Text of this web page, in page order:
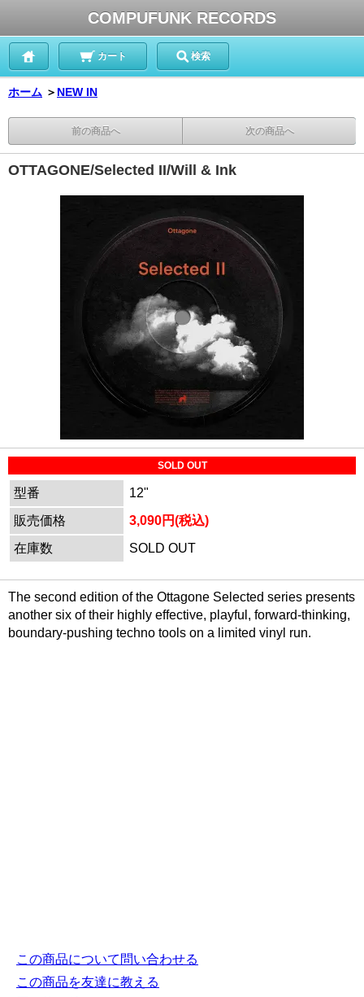
COMPUFUNK RECORDS
カート 検索
ホーム ＞ NEW IN
前の商品へ 次の商品へ
OTTAGONE/Selected II/Will & Ink
SOLD OUT
型番
12"
販売価格
3,090円(税込)
在庫数
SOLD OUT
The second edition of the Ottagone Selected series presents
another six of their highly effective, playful, forward-thinking,
boundary-pushing techno tools on a limited vinyl run.
この商品について問い合わせる
この商品を友達に教える